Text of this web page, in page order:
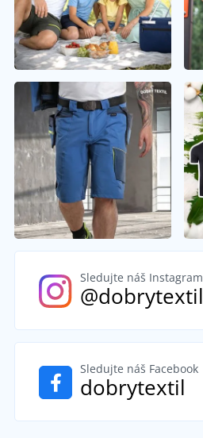
Sledujte náš Instagram
@dobrytextil
Sledujte náš Facebook
dobrytextil